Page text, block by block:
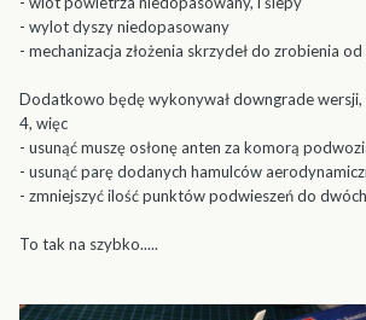
- wylot dyszy niedopasowany
- mechanizacja złożenia skrzydeł do zrobienia
Dodatkowo będę wykonywał downgrade wersji,
4, więc
- usunąć muszę osłonę anten za komorą
- usunąć parę dodanych hamulców
- zmniejszyć ilość punktów podwieszeń do
To tak na szybko.....